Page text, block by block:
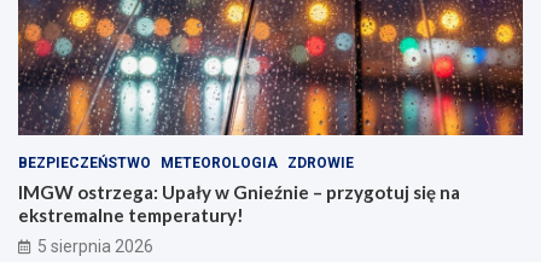
BEZPIECZEŃSTWO METEOROLOGIA ZDROWIE
IMGW ostrzega: Upały w Gnieźnie – przygotuj się na
ekstremalne temperatury!
5 sierpnia 2026